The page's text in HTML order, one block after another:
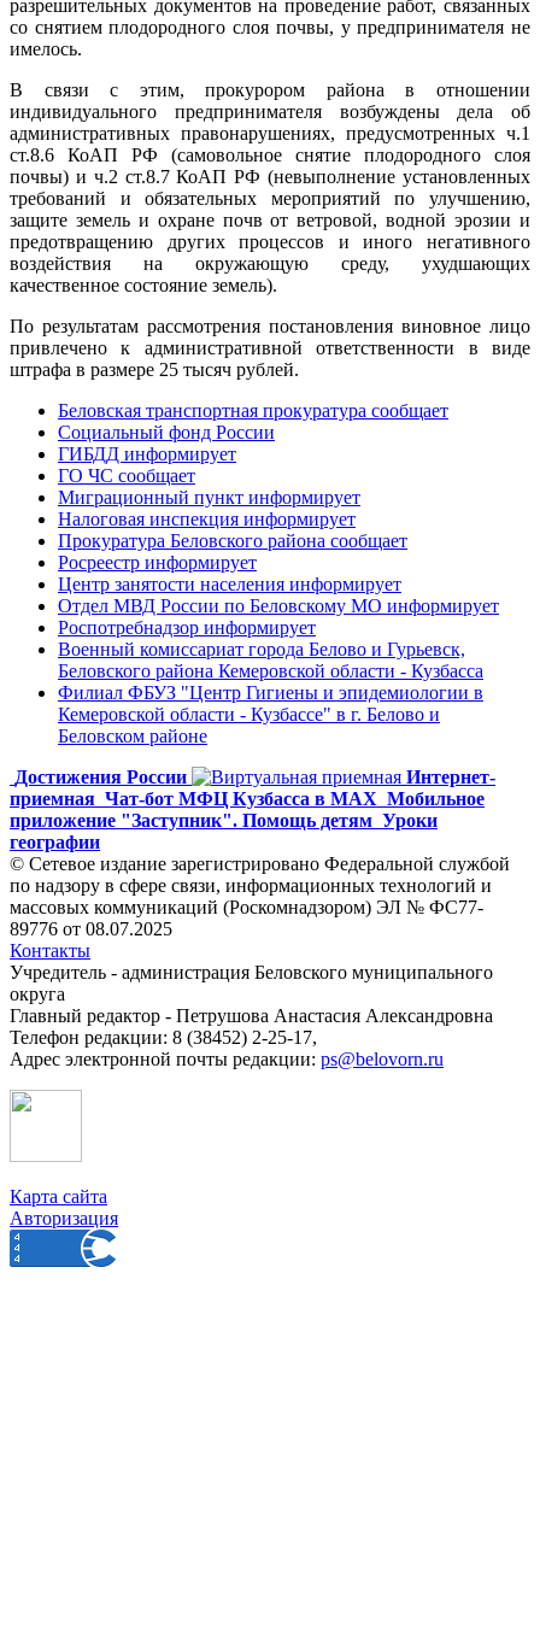
разрешительных документов на проведение работ, связанных
со снятием плодородного слоя почвы, у предпринимателя не
имелось.
В связи с этим, прокурором района в отношении
индивидуального предпринимателя возбуждены дела об
административных правонарушениях, предусмотренных ч.1
ст.8.6 КоАП РФ (самовольное снятие плодородного слоя
почвы) и ч.2 ст.8.7 КоАП РФ (невыполнение установленных
требований и обязательных мероприятий по улучшению,
защите земель и охране почв от ветровой, водной эрозии и
предотвращению других процессов и иного негативного
воздействия на окружающую среду, ухудшающих
качественное состояние земель).
По результатам рассмотрения постановления виновное лицо
привлечено к административной ответственности в виде
штрафа в размере 25 тысяч рублей.
Беловская транспортная прокуратура сообщает
Социальный фонд России
ГИБДД информирует
ГО ЧС сообщает
Миграционный пункт информирует
Налоговая инспекция информирует
Прокуратура Беловского района сообщает
Росреестр информирует
Центр занятости населения информирует
Отдел МВД России по Беловскому МО информирует
Роспотребнадзор информирует
Военный комиссариат города Белово и Гурьевск,
Беловского района Кемеровской области - Кузбасса
Филиал ФБУЗ "Центр Гигиены и эпидемиологии в
Кемеровской области - Кузбассе" в г. Белово и
Беловском районе
Достижения России
Интернет-
приемная Чат-бот МФЦ Кузбасса в MAX Мобильное
приложение "Заступник". Помощь детям Уроки
географии
© Сетевое издание зарегистрировано Федеральной службой
по надзору в сфере связи, информационных технологий и
массовых коммуникаций (Роскомнадзором) ЭЛ № ФС77-
89776 от 08.07.2025
Контакты
Учредитель - администрация Беловского муниципального
округа
Главный редактор - Петрушова Анастасия Александровна
Телефон редакции: 8 (38452) 2-25-17,
Адрес электронной почты редакции: ps@belovorn.ru
Карта сайта
Авторизация